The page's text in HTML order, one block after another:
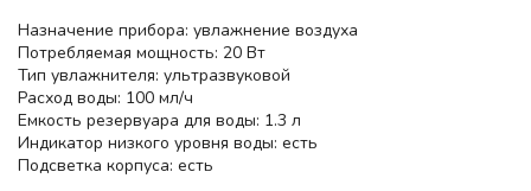
Назначение прибора: увлажнение воздуха
Потребляемая мощность: 20 Вт
Тип увлажнителя: ультразвуковой
Расход воды: 100 мл/ч
Емкость резервуара для воды: 1.3 л
Индикатор низкого уровня воды: есть
Подсветка корпуса: есть